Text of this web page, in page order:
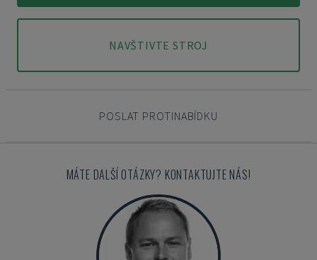
NAVŠTIVTE STROJ
POSLAT PROTINABÍDKU
MÁTE DALŠÍ OTÁZKY? KONTAKTUJTE NÁS!